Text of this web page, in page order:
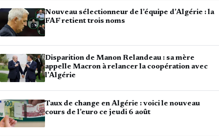
Nouveau sélectionneur de l’équipe d’Algérie : la
FAF retient trois noms
Disparition de Manon Relandeau : sa mère
appelle Macron à relancer la coopération avec
l’Algérie
Taux de change en Algérie : voici le nouveau
cours de l’euro ce jeudi 6 août